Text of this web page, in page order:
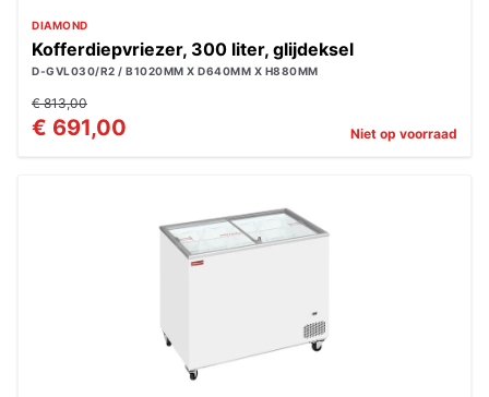
DIAMOND
Kofferdiepvriezer, 300 liter, glijdeksel
D-GVL030/R2 / B1020MM X D640MM X H880MM
€ 813,00
€ 691,00 Niet op voorraad